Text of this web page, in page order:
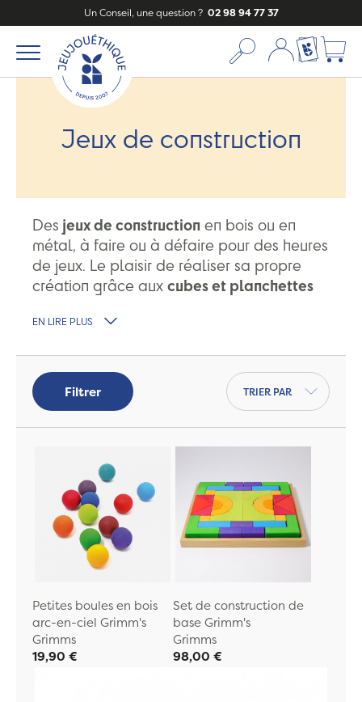
Un Conseil, une question ? 02 98 94 77 37
Mon compte
Ma liste
Jeux de construction
Des jeux de construction en bois ou en
métal, à faire ou à défaire pour des heures
de jeux. Le plaisir de réaliser sa propre
création grâce aux cubes et planchettes
EN LIRE PLUS
Filtrer
Trier par
Petites boules en bois
arc-en-ciel Grimm's
Grimms
19,90 €
Set de construction de
base Grimm's
Grimms
98,00 €